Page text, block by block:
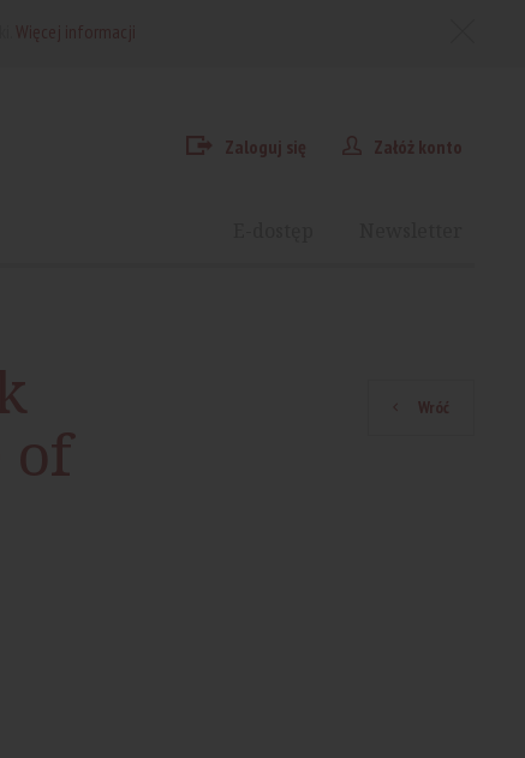
Zaloguj się Załóż konto
of
Wróć